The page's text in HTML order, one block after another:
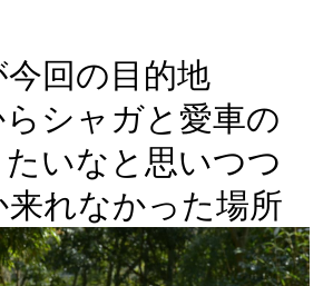
回の目的地
シャガと愛車の
いなと思いつつ
来れなかった場所